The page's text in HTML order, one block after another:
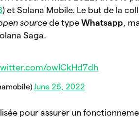
) et Solana Mobile. Le but de la
source de typeWhatsapp,
Saga.
owICkHd7dh
June 26, 2022
pour assurer un